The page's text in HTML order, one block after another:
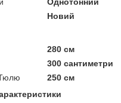
Новий
280 см
300 сантиметри
250 см